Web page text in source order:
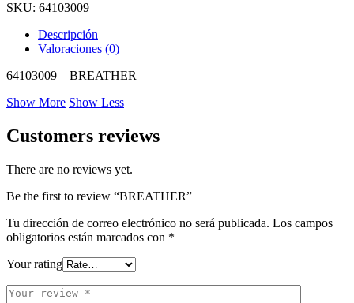
SKU: 64103009
Descripción
Valoraciones (0)
64103009 – BREATHER
Show More Show Less
Customers reviews
There are no reviews yet.
Be the first to review “BREATHER”
Tu dirección de correo electrónico no será publicada. Los campos
obligatorios están marcados con *
Your rating